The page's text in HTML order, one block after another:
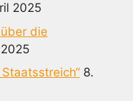
2025
die
8.